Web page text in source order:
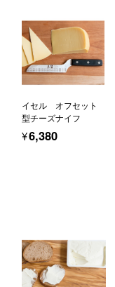
イセル オフセット
型チーズナイフ
¥6,380